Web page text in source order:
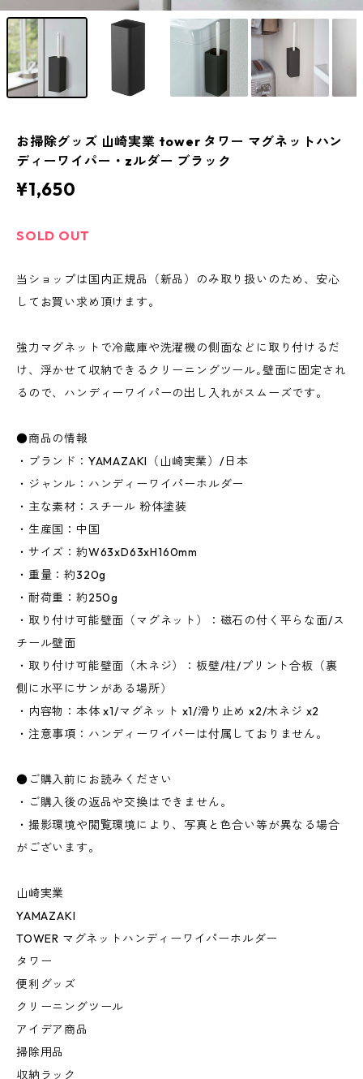
お掃除グッズ 山崎実業 tower タワー マグネットハン
ディーワイパー・zルダー ブラック
¥1,650
SOLD OUT
当ショップは国内正規品（新品）のみ取り扱いのため、安心
してお買い求め頂けます。
強力マグネットで冷蔵庫や洗濯機の側面などに取り付けるだ
け、浮かせて収納できるクリーニングツール｡壁面に固定され
るので、ハンディーワイパーの出し入れがスムーズです。
●商品の情報
・ブランド：YAMAZAKI（山崎実業）/日本
・ジャンル：ハンディーワイパーホルダー
・主な素材：スチール 粉体塗装
・生産国：中国
・サイズ：約W63xD63xH160mm
・重量：約320g
・耐荷重：約250g
・取り付け可能壁面（マグネット）：磁石の付く平らな面/ス
チール壁面
・取り付け可能壁面（木ネジ）：板壁/柱/プリント合板（裏
側に水平にサンがある場所）
・内容物：本体 x1/マグネット x1/滑り止め x2/木ネジ x2
・注意事項：ハンディーワイパーは付属しておりません。
●ご購入前にお読みください
・ご購入後の返品や交換はできません。
・撮影環境や閲覧環境により、写真と色合い等が異なる場合
がございます。
山崎実業
YAMAZAKI
TOWER マグネットハンディーワイパーホルダー
タワー
便利グッズ
クリーニングツール
アイデア商品
掃除用品
収納ラック